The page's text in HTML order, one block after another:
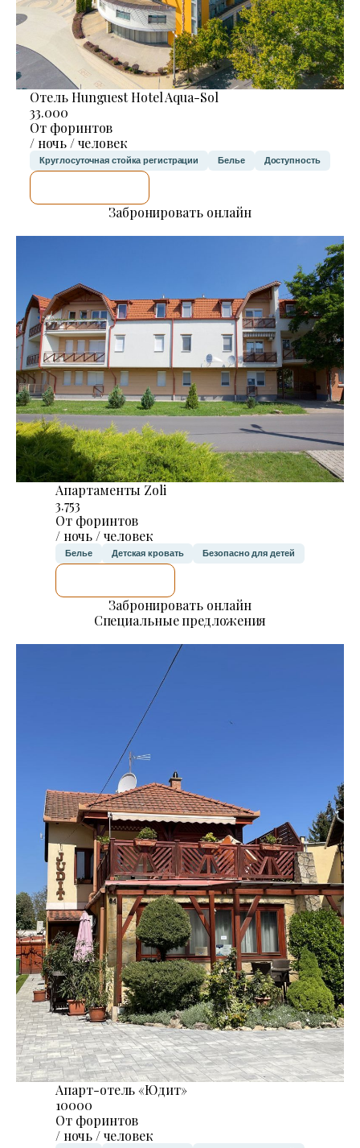
Отель Hunguest Hotel Aqua-Sol
33.000
От форинтов
/ ночь / человек
Круглосуточная стойка регистрации Белье Доступность
Забронировать онлайн
Апартаменты Zoli
3.753
От форинтов
/ ночь / человек
Белье Детская кровать Безопасно для детей
Забронировать онлайн
Специальные предложения
Апарт-отель «Юдит»
10000
От форинтов
/ ночь / человек